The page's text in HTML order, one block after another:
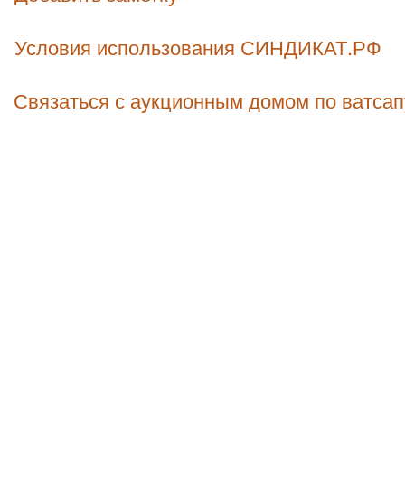
Условия использования СИНДИКАТ.РФ
Связаться с аукционным домом по